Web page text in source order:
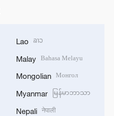
Lao ລາວ
Malay Bahasa Melayu
Mongolian Монгол
Myanmar မြန်မာဘာသာ
Nepali नेपाली